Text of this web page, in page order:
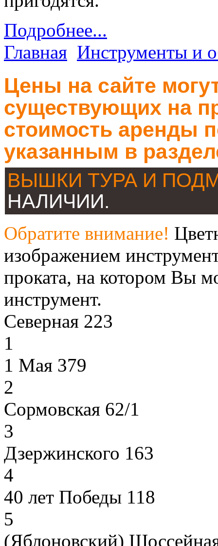
Подробнее...
Главная Инструменты и
Цены на сайте
существующих на
стоимость аренды
указанным в
ВЫШКИ ТУРА И
НАЛИЧИИ.
Обратите внимание!
изображением
проката, на котором Вы
инструмент.
Северная 223
1
1 Мая 379
2
Сормовская 62/1
3
Дзержинского 163
4
40 лет Победы 118
5
(Яблоновский)